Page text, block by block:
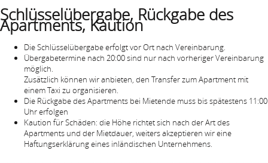
Schlüsselübergabe, Rückgabe des
Apartments, Kaution
Die Schlüsselübergabe erfolgt vor Ort nach Vereinbarung.
Übergabetermine nach 20:00 sind nur nach vorheriger Vereinbarung
möglich.
Zusätzlich können wir anbieten, den Transfer zum Apartment mit
einem Taxi zu organisieren.
Die Rückgabe des Apartments bei Mietende muss bis spätestens 11:00
Uhr erfolgen
Kaution für Schäden: die Höhe richtet sich nach der Art des
Apartments und der Mietdauer, weiters akzeptieren wir eine
Haftungserklärung eines inländischen Unternehmens.